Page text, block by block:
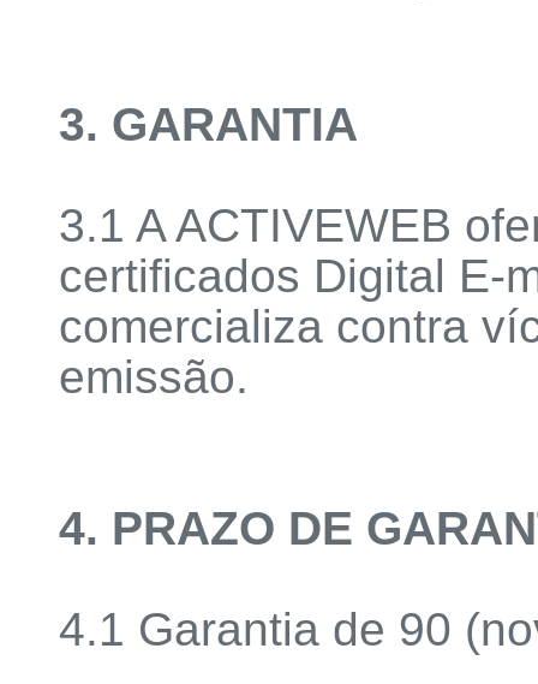
3. GARANTIA
3.1 A ACTIVEWEB
certificados Digital E-
comercializa contra
emissão.
4. PRAZO DE
4.1 Garantia de 90